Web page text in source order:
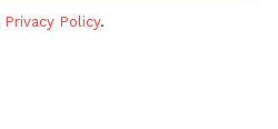
Privacy Policy.